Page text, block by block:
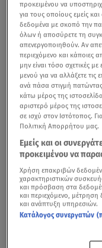
προκειμένου να
για τους οποίους εμείς
δεδομένα με σκοπό την
όλων ή αποσύρετε τη
απενεργοποιηθούν. Αν
περιεχόμενο και κάποιες
μην είναι τόσο σχετικές
μενού για να αλλάξετε
ανά πάσα στιγμή
κάτω μέρος της
αριστερό μέρος της
σε ισχύ στον Ιστότοπος.
Πολιτική Απορρήτου μας.
Εμείς και οι
προκειμένου να
Χρήση επακριβών
χαρακτηριστικών
και πρόσβαση στα
και περιεχόμενο, μέτρηση
και ανάπτυξη υπηρεσιών.
Κατάλογος συνεργατών